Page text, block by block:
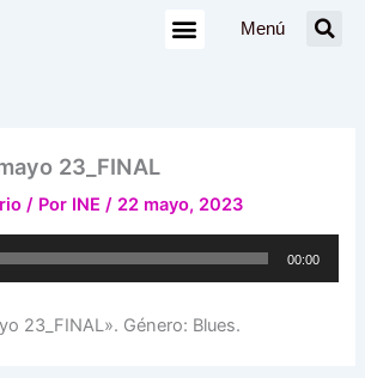
Menú
23_FINAL
/ Por INE/ 22 mayo, 2023
00:00
23_FINAL». Género: Blues.